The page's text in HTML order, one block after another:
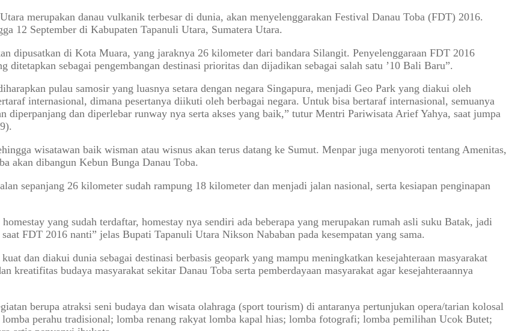
merupakan danau vulkanik terbesar di dunia, akan menyelenggarakan Festival Danau Toba (FDT) 2016.
12 September di Kabupaten Tapanuli Utara, Sumatera Utara.
dipusatkan di Kota Muara, yang jaraknya 26 kilometer dari bandara Silangit. Penyelenggaraan FDT 2016
ditetapkan sebagai pengembangan destinasi prioritas dan dijadikan sebagai salah satu ’10 Bali Baru”.
pulau samosir yang luasnya setara dengan negara Singapura, menjadi Geo Park yang diakui oleh
internasional, dimana pesertanya diikuti oleh berbagai negara. Untuk bisa bertaraf internasional, semuanya
diperpanjang dan diperlebar runway nya serta akses yang baik,” tutur Mentri Pariwisata Arief Yahya, saat jumpa
wisatawan baik wisman atau wisnus akan terus datang ke Sumut. Menpar juga menyoroti tentang Amenitas,
akan dibangun Kebun Bunga Danau Toba.
sepanjang 26 kilometer sudah rampung 18 kilometer dan menjadi jalan nasional, serta kesiapan penginapan
yang sudah terdaftar, homestay nya sendiri ada beberapa yang merupakan rumah asli suku Batak, jadi
FDT 2016 nanti” jelas Bupati Tapanuli Utara Nikson Nababan pada kesempatan yang sama.
dan diakui dunia sebagai destinasi berbasis geopark yang mampu meningkatkan kesejahteraan masyarakat
kreatifitas budaya masyarakat sekitar Danau Toba serta pemberdayaan masyarakat agar kesejahteraannya
berupa atraksi seni budaya dan wisata olahraga (sport tourism) di antaranya pertunjukan opera/tarian kolosal
perahu tradisional; lomba renang rakyat lomba kapal hias; lomba fotografi; lomba pemilihan Ucok Butet;